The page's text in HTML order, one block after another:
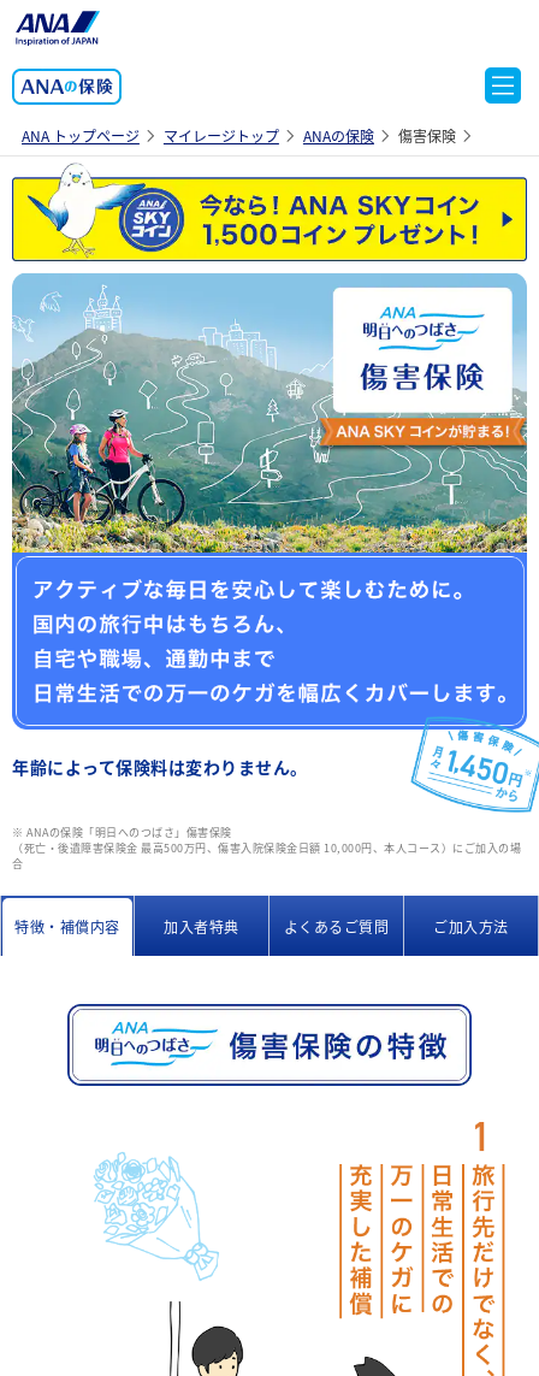
ANA トップページ マイレージトップ ANAの保険 傷害保険
年齢によって保険料は変わりません。
※ ANAの保険「明日へのつばさ」傷害保険
（死亡・後遺障害保険金 最高500万円、傷害入院保険金日額 10,000円、本人コース）にご加入の場
合
特徴・補償内容 加入者特典 よくあるご質問 ご加入方法